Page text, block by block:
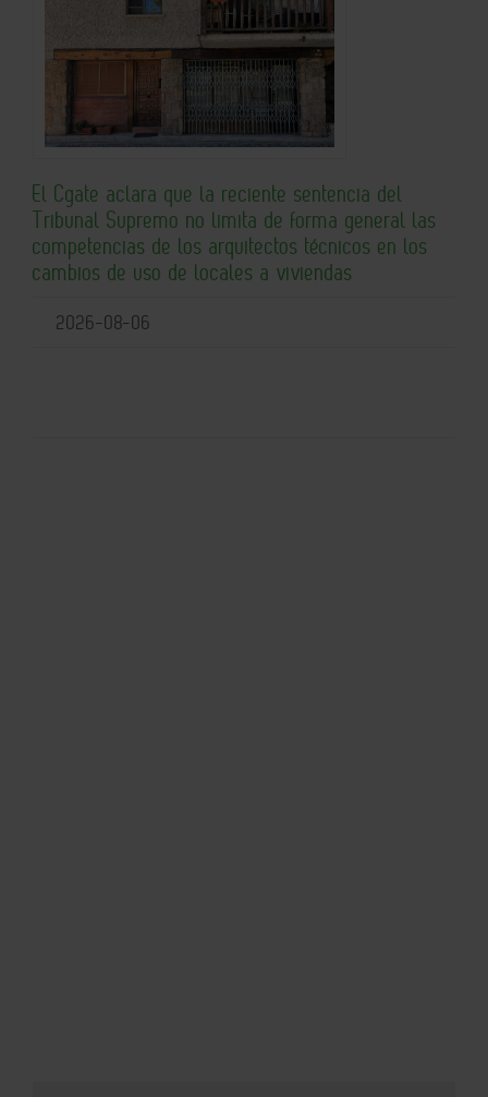
El Cgate aclara que la reciente sentencia del
Tribunal Supremo no limita de forma general las
competencias de los arquitectos técnicos en los
cambios de uso de locales a viviendas
2026-08-06